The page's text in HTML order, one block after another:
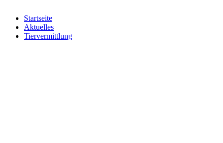
Startseite
Aktuelles
Tiervermittlung